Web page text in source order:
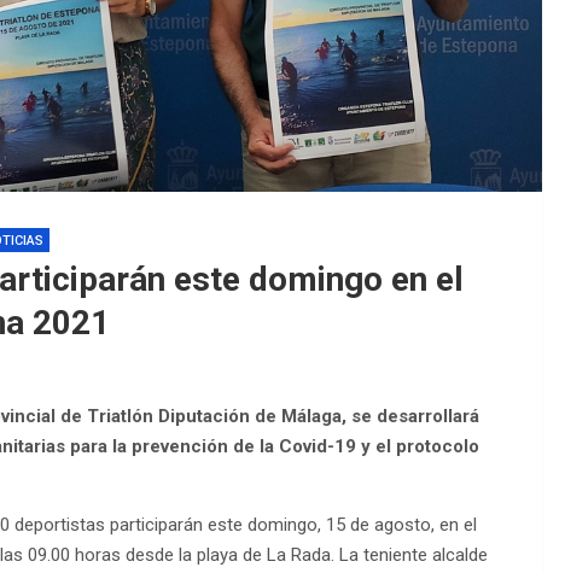
este domingo en el
2021
de Triatlón Diputación de Málaga, se desarrollará
para la prevención de la Covid-19 y el protocolo
deportistas participarán este domingo, 15 de agosto, en el
09.00 horas desde la playa de La Rada. La teniente alcalde
EDM